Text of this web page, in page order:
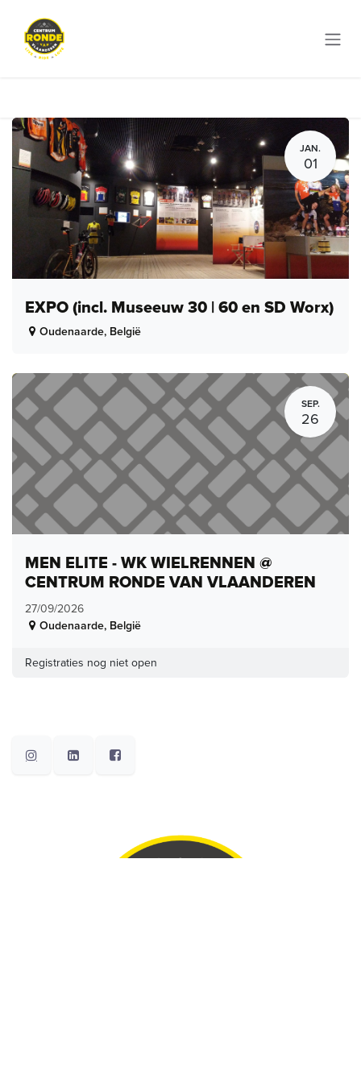
JAN.
01
EXPO (incl. Museeuw 30 | 60 en SD Worx)
Oudenaarde, België
SEP.
26
MEN ELITE - WK WIELRENNEN @
CENTRUM RONDE VAN VLAANDEREN
27/09/2026
Oudenaarde, België
Registraties nog niet open